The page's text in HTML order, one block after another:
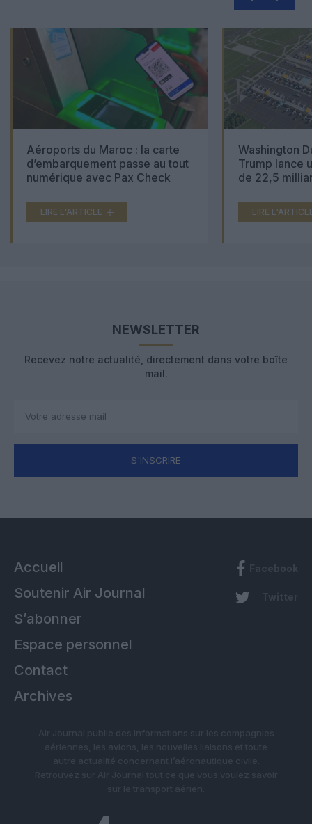
Aéroports du Maroc : la carte
d’embarquement passe au tout
numérique avec Pax Check
LIRE L'ARTICLE
Washington
Trump lance
de 22,5
LIRE
NEWSLETTER
Recevez notre actualité, directement dans votre boîte
mail.
S'INSCRIRE
Accueil
Soutenir Air Journal
S’abonner
Espace personnel
Contact
Archives